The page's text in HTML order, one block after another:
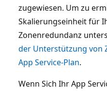
zugewiesen. Um zu
Skalierungseinheit für
Zonenredundanz
der Unterstützung von
App Service-Plan.
Wenn Sich Ihr App